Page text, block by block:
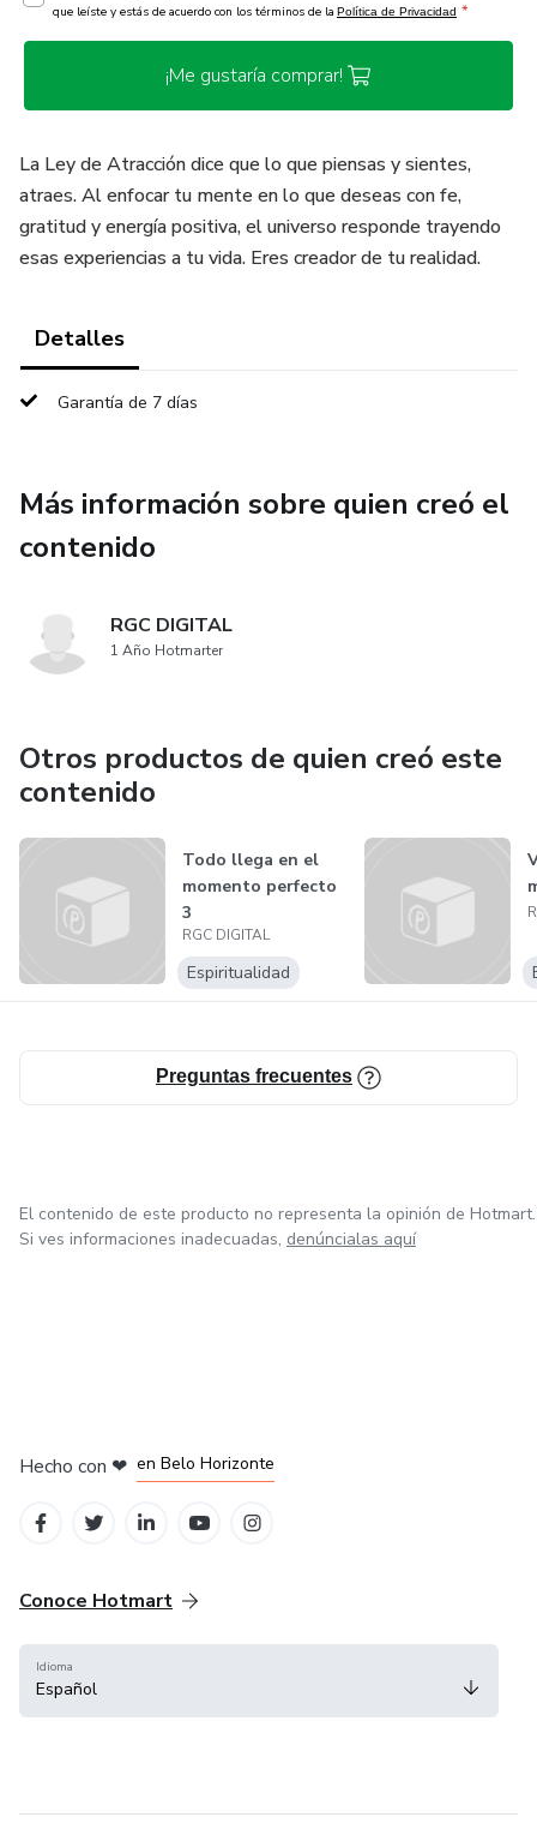
que leíste y estás de acuerdo con los términos de la Política de Privacidad *
¡Me gustaría comprar!
La Ley de Atracción dice que lo que piensas y sientes,
atraes. Al enfocar tu mente en lo que deseas con fe,
gratitud y energía positiva, el universo responde trayendo
esas experiencias a tu vida. Eres creador de tu realidad.
Detalles
Garantía de 7 días
Más información sobre quien creó el
contenido
RGC DIGITAL
1 Año Hotmarter
Otros productos de quien creó este
contenido
Todo llega en el
momento perfecto
3
RGC DIGITAL
Espiritualidad
Preguntas frecuentes
El contenido de este producto no representa la opinión de Hotmart.
Si ves informaciones inadecuadas, denúncialas aquí
Hecho con ❤ en Belo Horizonte
Conoce Hotmart
Idioma
Español